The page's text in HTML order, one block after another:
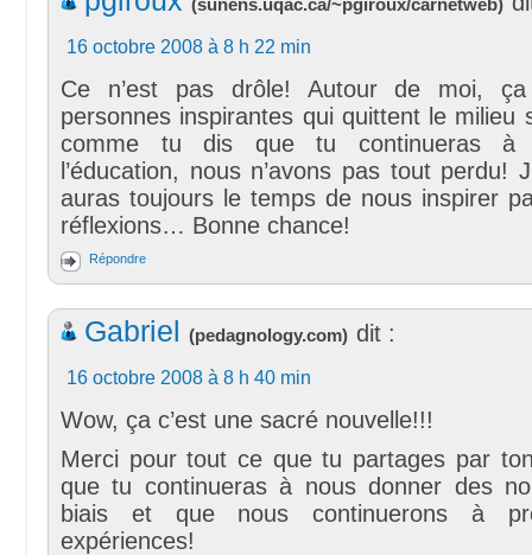
(sunens.uqac.ca/~pgiroux/carnetweb)
16 octobre 2008 à 8 h 22 min
Ce n’est pas drôle! Autour de moi,
personnes inspirantes qui quittent le
comme tu dis que tu continueras à
l’éducation, nous n’avons pas tout perdu!
auras toujours le temps de nous inspirer
réflexions… Bonne chance!
Répondre
Gabriel (pedagnology.com) dit :
16 octobre 2008 à 8 h 40 min
Wow, ça c’est une sacré nouvelle!!!
Merci pour tout ce que tu partages par
que tu continueras à nous donner des
biais et que nous continuerons à
expériences!